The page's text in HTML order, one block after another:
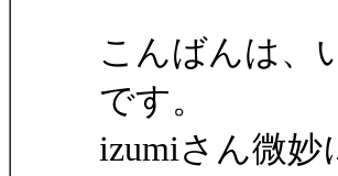
こんばんは、
です。
izumiさん微